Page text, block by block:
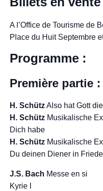
A l’Office de Tourisme de
Place du Huit Septembre
Programme :
Première partie :
H. SchützAlso hat Gott
H. Schütz Musikalische
Dich habe
H. Schütz Musikalische
Du deinen Diener in
J.S. Bach Messe en si
Kyrie I